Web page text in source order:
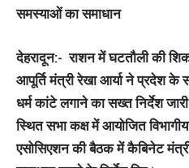
समस्याओं का समाधान
देहरादून:- राशन में घटतौली की
आपूर्ति मंत्री रेखा आर्या ने प्रदेश के
धर्म कांटे लगाने का सख्त निर्देश
स्थित सभा कक्ष में आयोजित
एसोसिएशन की बैठक में कैबिनेट